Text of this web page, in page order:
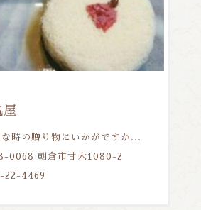
屋
時の贈り物にいかがですか...
0068 朝倉市甘木1080-2
22-4469